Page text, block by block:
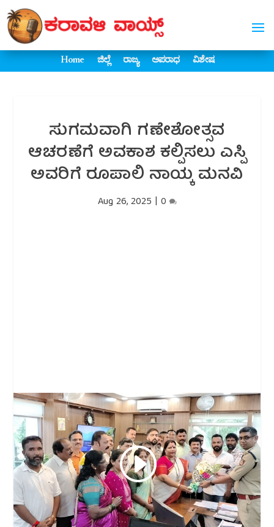
Home ಜಿಲ್ಲೆ ರಾಜ್ಯ ಅಪರಾಧ ವಿಶೇಷ
ಸುಗಮವಾಗಿ ಗಣೇಶೋತ್ಸವ
ಆಚರಣೆಗೆ ಅವಕಾಶ ಕಲ್ಪಿಸಲು ಎಸ್ಪಿ
ಅವರಿಗೆ ರೂಪಾಲಿ ನಾಯ್ಕ ಮನವಿ
Aug 26, 2025 | 0